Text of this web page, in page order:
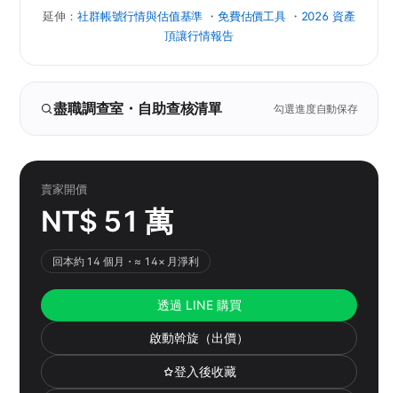
延伸： 社群帳號行情與估值基準 ・ 免費估價工具・ 2026 資產
頂讓行情報告
盡職調查室・自助查核清單 勾選進度自動保存
賣家開價
NT$ 51 萬
回本約 14 個月・≈ 14× 月淨利
透過 LINE 購買
啟動斡旋（出價）
登入後收藏